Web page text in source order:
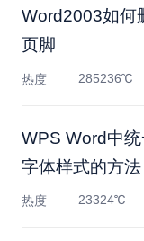
Word2003如何
页脚
热度 285236℃
WPS Word中
字体样式的方法
热度 23324℃